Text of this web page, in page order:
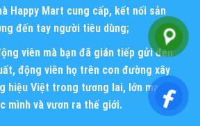
Happy Mart cung cấp, kết nối sản
đến tay người tiêu dùng;
viên mà bạn đã gián tiếp gửi đến
động viên họ trên con đường xây
hiệu Việt trong tương lai, lớn mạnh
mình và vươn ra thế giới.